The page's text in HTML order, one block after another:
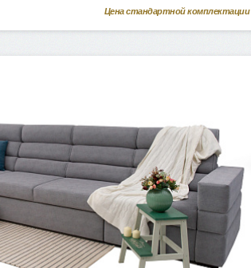
Цена стандартной комплектации